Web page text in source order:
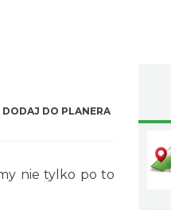
DODAJ DO PLANERA
nie tylko po to